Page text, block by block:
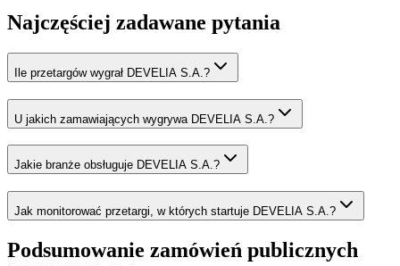
Najczęściej zadawane pytania
Ile przetargów wygrał DEVELIA S.A.?
U jakich zamawiających wygrywa DEVELIA S.A.?
Jakie branże obsługuje DEVELIA S.A.?
Jak monitorować przetargi, w których startuje DEVELIA S.A.?
Podsumowanie zamówień publicznych